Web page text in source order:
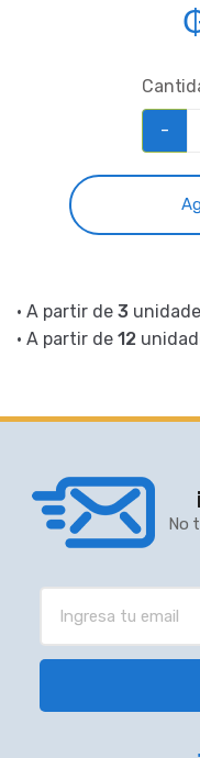
-
• A partir de 3
• A partir de 12
No